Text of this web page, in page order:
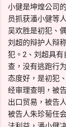
小健是坤煌公司
员抓获潘小健等
吴欢胜是初犯、
刘超的辩护人辩
犯。2、刘超具
查，没有逃跑行
态度好，是初犯
经审理查明，被
出口贸易，被告
被告人朱珍菊任